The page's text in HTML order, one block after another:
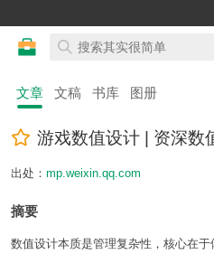
文章 文稿 书库 图册
游戏数值设计 | 资深数
出处： mp.weixin.qq.com
摘要
数值设计本质是管理复杂性，核心在